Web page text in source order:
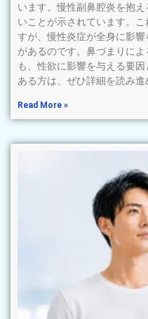
います。慢性副鼻腔炎を抱
いことが示されています。
すが、慢性炎症が全身に影
があるのです。鼻づまりに
も、性欲に影響を与える要
ある方は、ぜひ詳細を読み進
Read More »